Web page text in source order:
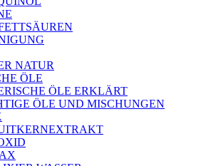
NATUR
ÖLE
ÖLE ERKLÄRT
ÖLE UND MISCHUNGEN